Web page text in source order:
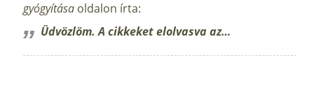
gyógyítása oldalon írta:
Üdvözlöm. A cikkeket elolvasva az…